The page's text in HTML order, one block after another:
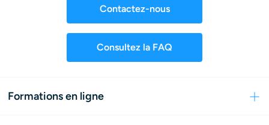
Contactez-nous
Consultez la FAQ
Formations en ligne